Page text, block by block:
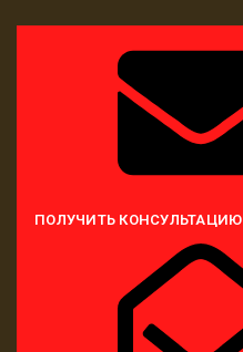
ПОЛУЧИТЬ КОНСУЛЬТАЦИЮ